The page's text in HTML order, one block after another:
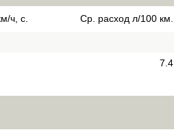
ч, с. Ср. расход л/100 км.
7.4